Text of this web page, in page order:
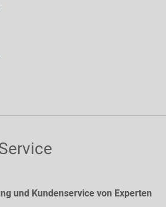
und Kundenservice von Experten